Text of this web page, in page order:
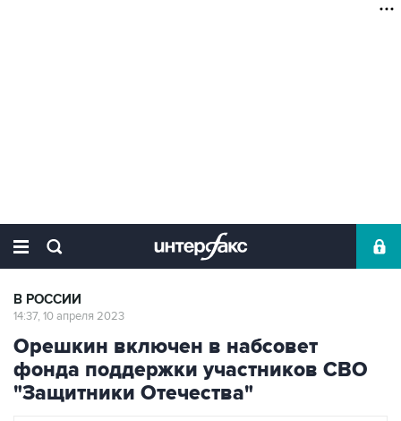
В РОССИИ
14:37, 10 апреля 2023
Орешкин включен в набсовет
фонда поддержки участников СВО
"Защитники Отечества"